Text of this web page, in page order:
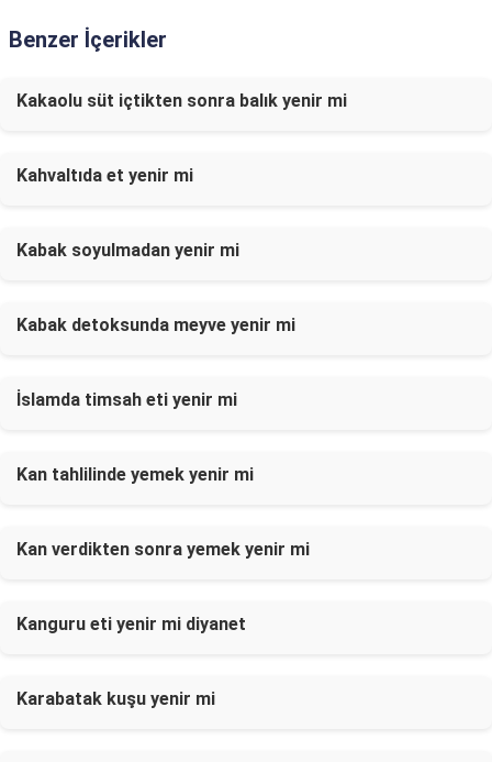
Benzer İçerikler
Kakaolu süt içtikten sonra balık yenir mi
Kahvaltıda et yenir mi
Kabak soyulmadan yenir mi
Kabak detoksunda meyve yenir mi
İslamda timsah eti yenir mi
Kan tahlilinde yemek yenir mi
Kan verdikten sonra yemek yenir mi
Kanguru eti yenir mi diyanet
Karabatak kuşu yenir mi